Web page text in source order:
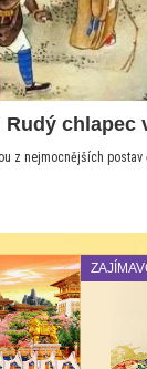
chlapec
z nejmocnějších